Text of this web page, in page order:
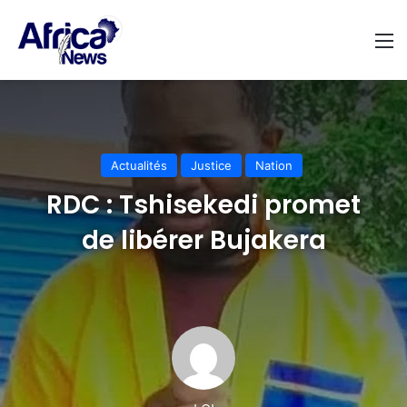
Actualités Justice Nation
RDC : Tshisekedi promet
de libérer Bujakera